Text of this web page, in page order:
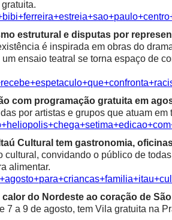
estrutural e disputas por
é inspirada em obras do
ensaio teatral se torna espaço de
com programação gratuita em
por artistas e grupos que atuam
Cultural tem gastronomia,
convidando o público de
alimentar.
do Nordeste ao coração de
7 a 9 de agosto, tem Vila gratuita na